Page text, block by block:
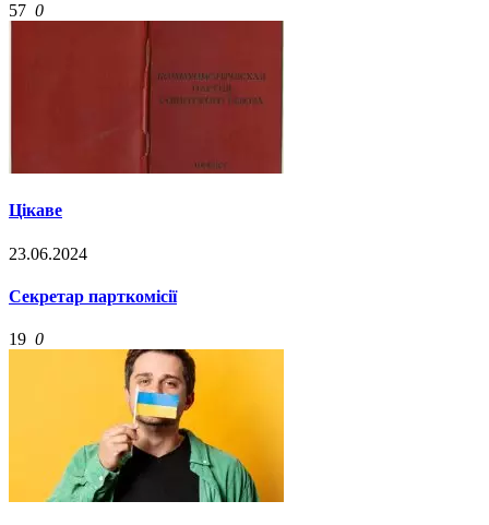
57 0
Цікаве
23.06.2024
Cекретар парткомісії
19 0